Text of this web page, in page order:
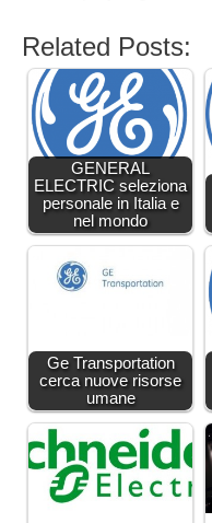
Related Posts:
GENERAL
ELECTRIC seleziona
personale in Italia e
nel mondo
Ge Transportation
cerca nuove risorse
umane